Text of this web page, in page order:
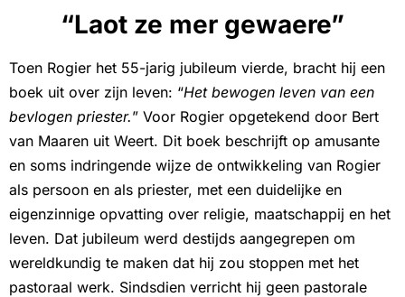
“Laot ze mer gewaere”
Toen Rogier het 55-jarig jubileum vierde, bracht hij een
boek uit over zijn leven: “Het bewogen leven van een
bevlogen priester.” Voor Rogier opgetekend door Bert
van Maaren uit Weert. Dit boek beschrijft op amusante
en soms indringende wijze de ontwikkeling van Rogier
als persoon en als priester, met een duidelijke en
eigenzinnige opvatting over religie, maatschappij en het
leven. Dat jubileum werd destijds aangegrepen om
wereldkundig te maken dat hij zou stoppen met het
pastoraal werk. Sindsdien verricht hij geen pastorale